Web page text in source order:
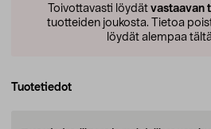
Toivottavasti löydät vastaavan
tuotteiden joukosta. Tietoa
löydät alempaa
Tuotetiedot